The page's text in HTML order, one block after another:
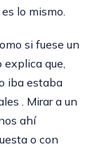
lo mismo.
si fuese un
que,
iba estaba
. Mirar a un
ahí
o con